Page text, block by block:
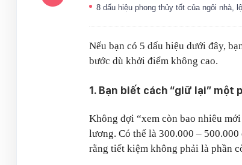
8 dấu hiệu phong thủy tốt của ngôi nhà,
Nếu bạn có 5 dấu hiệu dưới đây,
bước dù khởi điểm không cao.
1. Bạn biết cách “giữ lại”
Không đợi “xem còn bao nhiêu
lương. Có thể là 300.000 –
rằng tiết kiệm không phải là phần